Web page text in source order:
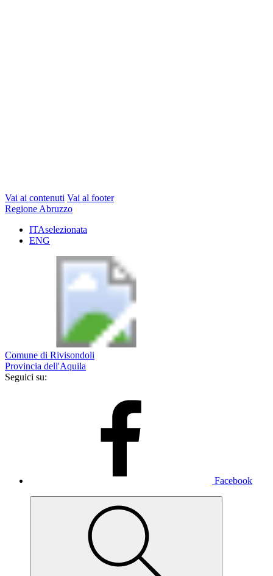
Vai ai contenuti Vai al footer
Regione Abruzzo
ITAselezionata
ENG
Comune di Rivisondoli
Provincia dell'Aquila
Seguici su:
Facebook